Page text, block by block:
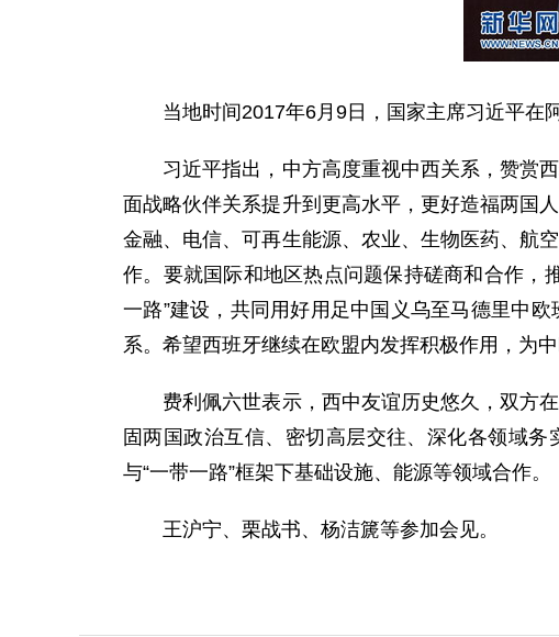
当地时间2017年6月9日，国家主席习近平在阿
习近平指出，中方高度重视中西关系，赞赏西
面战略伙伴关系提升到更高水平，更好造福两国
金融、电信、可再生能源、农业、生物医药、航
作。要就国际和地区热点问题保持磋商和合作，
一路”建设，共同用好用足中国义乌至马德里中
系。希望西班牙继续在欧盟内发挥积极作用，为
费利佩六世表示，西中友谊历史悠久，双方在
固两国政治互信、密切高层交往、深化各领域
与“一带一路”框架下基础设施、能源等领域合作。
王沪宁、栗战书、杨洁篪等参加会见。